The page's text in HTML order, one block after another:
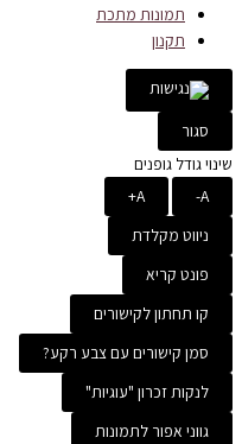
תמונות מתכת
תקנון
סגור
שינוי גודל גופנים
ניווט מקלדת
פונט קריא
קו תחתון לקישורים
סמן קישורים עם צבע רקע?
לנקות זכרון "עוגיות"
גווני אפור לתמונות